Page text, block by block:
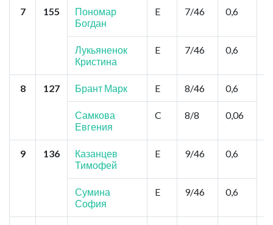
7 155
Пономар
Богдан
E 7/46 0,6
Лукьяненок
Кристина
E 7/46 0,6
8 127 Брант Марк E 8/46 0,6
Самкова
Евгения
C 8/8 0,06
9 136
Казанцев
Тимофей
E 9/46 0,6
Сумина
София
E 9/46 0,6